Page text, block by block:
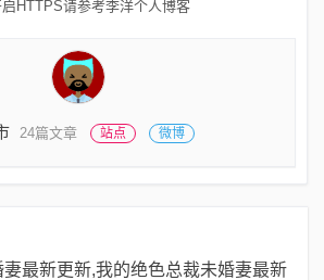
HTTPS请参考李洋个人博客
24篇文章 站点 微博
最新更新,我的绝色总裁未婚妻最新